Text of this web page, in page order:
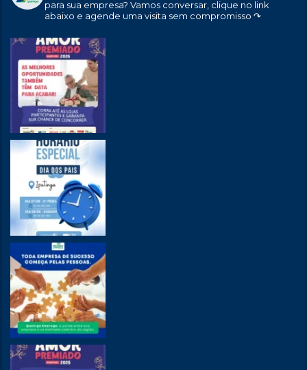
para sua empresa? Vamos conversar, clique no link
abaixo e agende uma visita sem compromisso ↷